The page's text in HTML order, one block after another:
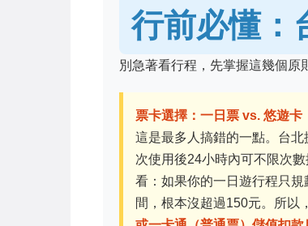
行前必懂：
別急著看行程，先掌握這幾個原
票卡選擇：一日票 vs. 悠遊卡
這是最多人搞錯的一點。台
次使用後24小時內可不限次
看：如果你的一日遊行程只
間，根本沒超過150元。所以，